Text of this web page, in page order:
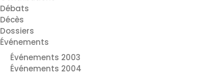
Débats
Décès
Dossiers
Événements
Événements 2003
Événements 2004